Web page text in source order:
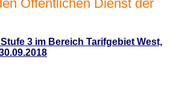
Öffentlichen Dienst der
3 im Bereich Tarifgebiet West,